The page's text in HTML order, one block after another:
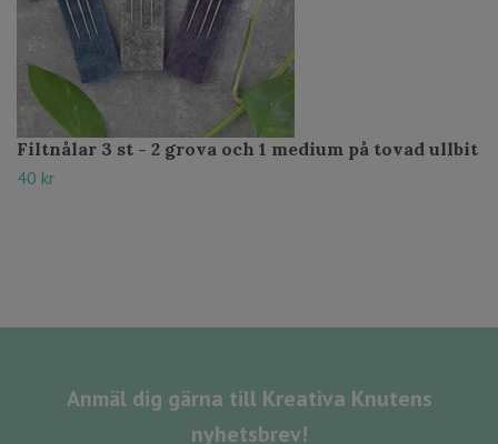
Filtnålar 3 st - 2 grova och 1 medium på tovad ullbit
40 kr
Anmäl dig gärna till Kreativa Knutens
nyhetsbrev!